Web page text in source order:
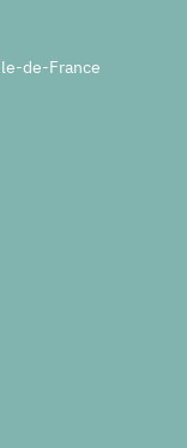
de-France